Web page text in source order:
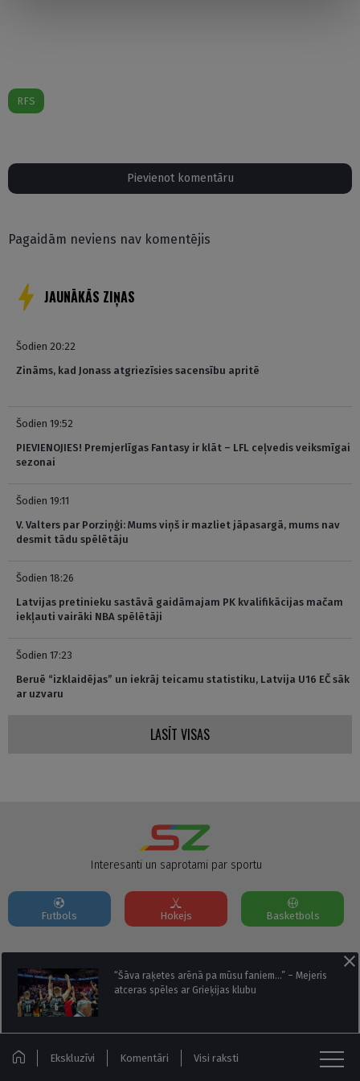
RFS
Pievienot komentāru
Pagaidām neviens nav komentējis
JAUNĀKĀS ZIŅAS
Šodien 20:22
Zināms, kad Jonass atgriezīsies sacensību apritē
Šodien 19:52
PIEVIENOJIES! Premjerlīgas Fantasy ir klāt – LFL ceļvedis veiksmīgai
sezonai
Šodien 19:11
V. Valters par Porziņģi: Mums viņš ir mazliet jāpasargā, mums nav
desmit tādu spēlētāju
Šodien 18:26
Latvijas pretinieku sastāvā gaidāmajam PK kvalifikācijas mačam
iekļauti vairāki NBA spēlētāji
Šodien 17:23
Beruē “izklaidējas” un iekrāj teicamu statistiku, Latvija U16 EČ sāk
ar uzvaru
LASĪT VISAS
“Šāva raķetes arēnā pa mūsu faniem…” – Mejeris
atceras spēles ar Grieķijas klubu
Ekskluzīvi Komentāri Visi raksti
Interesanti un saprotami par sportu
Futbols Hokejs Basketbols
Par mums Reklāmas Parametri Kontakti
Seko mums:
© Sportazinas.com - Visas tiesības rezervētas.